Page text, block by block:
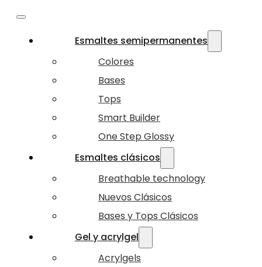
Esmaltes semipermanentes
Colores
Bases
Tops
Smart Builder
One Step Glossy
Esmaltes clásicos
Breathable technology
Nuevos Clásicos
Bases y Tops Clásicos
Gel y acrylgel
Acrylgels